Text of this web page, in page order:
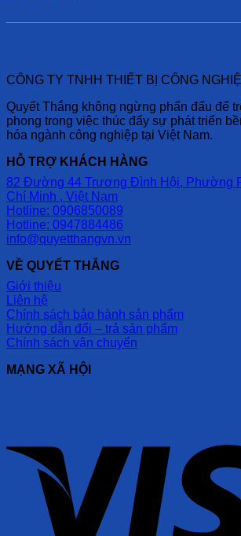
CÔNG TY TNHH THIẾT BỊ CÔNG
Quyết Thắng không ngừng phấn đấu để
phong trong việc thúc đẩy sự phát triển
hóa ngành công nghiệp tại Việt Nam.
HỖ TRỢ KHÁCH HÀNG
82 Đường 44 Trương Đình Hội, Phường
Chí Minh , Việt Nam
Hotline: 0906850089
Hotline: 0947884486
info@quyetthangvn.vn
VỀ QUYẾT THẮNG
Giới thiệu
Liên hệ
Chính sách bảo hành sản phẩm
Hướng dẫn đổi – trả sản phẩm
Chính sách vận chuyển
MẠNG XÃ HỘI